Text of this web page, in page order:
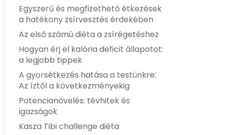
Egyszerű és megfizethető étkezések
a hatékony zsírvesztés érdekében
Az első számú diéta a zsírégetéshez
Hogyan érj el kalória deficit állapotot:
a legjobb tippek
A gyorsétkezés hatása a testünkre:
Az íztől a következményekig
Potencianövelés: tévhitek és
igazságok
Kasza Tibi challenge diéta